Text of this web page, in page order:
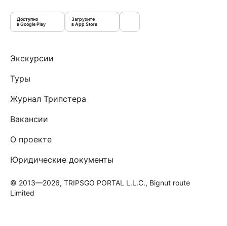
Доступно
в Google Play
Загрузите
в App Store
Экскурсии
Туры
Журнал Трипстера
Вакансии
О проекте
Юридические документы
© 2013—2026, TRIPSGO PORTAL L.L.C., Bignut route
Limited